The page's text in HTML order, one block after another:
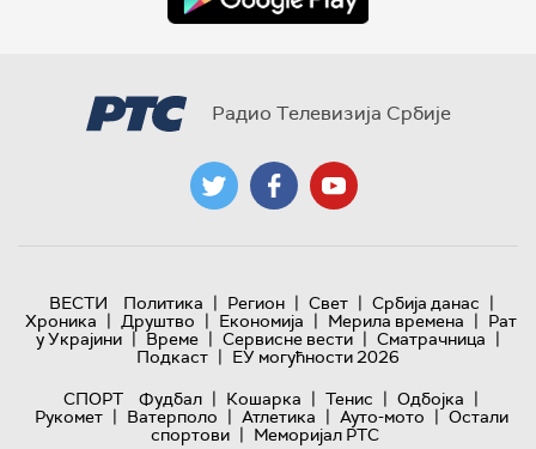
Радио Телевизија Србије
ВЕСТИ Политика | Регион | Свет | Србија данас |
Хроника | Друштво | Економија | Мерила времена | Рат
у Украјини | Време | Сервисне вести | Сматрачница |
Подкаст | ЕУ могућности 2026
СПОРТ
Фудбал | Кошарка | Тенис | Одбојка |
Рукомет | Ватерполо | Атлетика | Ауто-мото | Остали
спортови | Меморијал РТС